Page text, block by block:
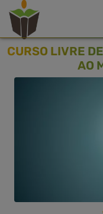
CURSO LIVRE
AO